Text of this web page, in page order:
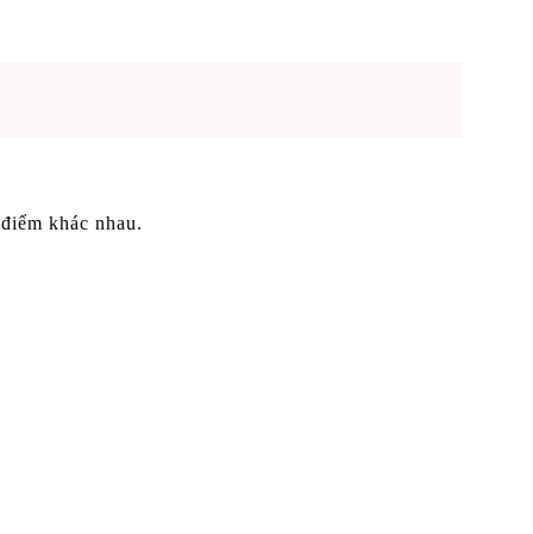
khác nhau.